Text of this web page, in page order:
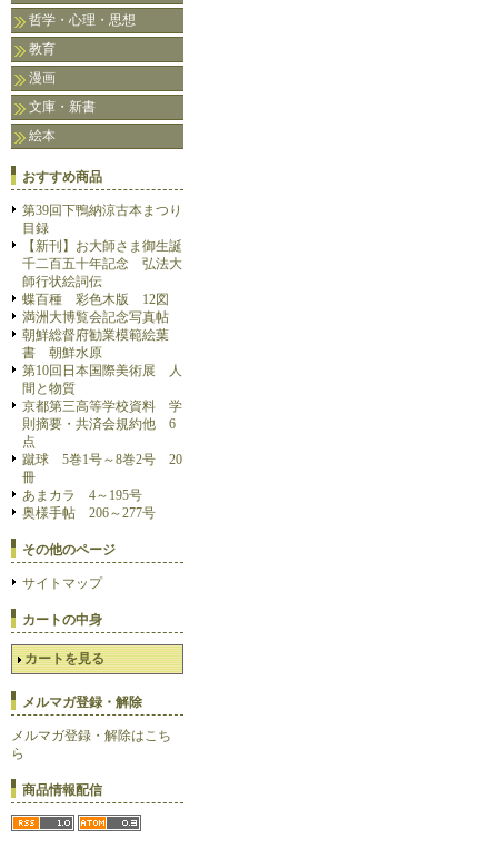
哲学・心理・思想
教育
漫画
文庫・新書
絵本
おすすめ商品
第39回下鴨納涼古本まつり
目録
【新刊】お大師さま御生誕
千二百五十年記念 弘法大
師行状絵詞伝
蝶百種 彩色木版 12図
満洲大博覧会記念写真帖
朝鮮総督府勧業模範絵葉
書 朝鮮水原
第10回日本国際美術展 人
間と物質
京都第三高等学校資料 学
則摘要・共済会規約他 6
点
蹴球 5巻1号～8巻2号 20
冊
あまカラ 4～195号
奥様手帖 206～277号
その他のページ
サイトマップ
カートの中身
カートを見る
メルマガ登録・解除
メルマガ登録・解除はこち
ら
商品情報配信